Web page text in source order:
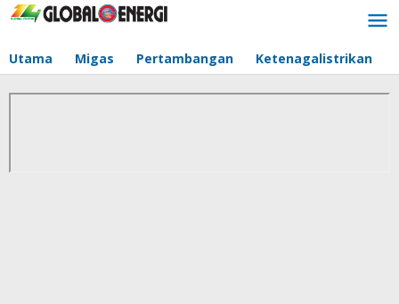
Lewati
Utama Migas Pertambangan Ketenagalistrikan